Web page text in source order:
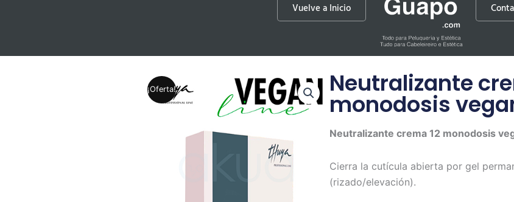
Vuelve a Inicio
¡Oferta! Neutralizante
monodosis
Neutralizante crema 12 monodosis
Cierra la cutícula abierta por gel
(rizado/elevación).